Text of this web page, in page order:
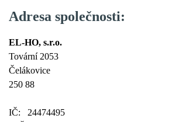
Adresa společnosti:
EL-HO, s.r.o.
Tovární 2053
Čelákovice
250 88
IČ: 24474495